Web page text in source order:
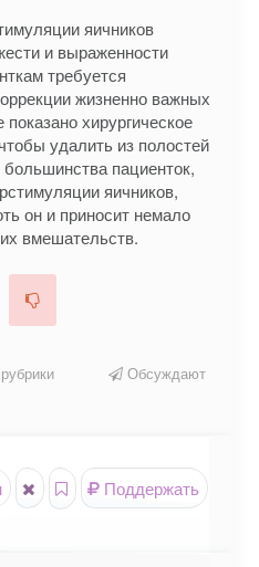
яичников
и выраженности
требуется
жизненно важных
хирургическое
удалить из полостей
пациенток,
яичников,
он и приносит немало
вмешательств.
Обсуждают
Поддержать